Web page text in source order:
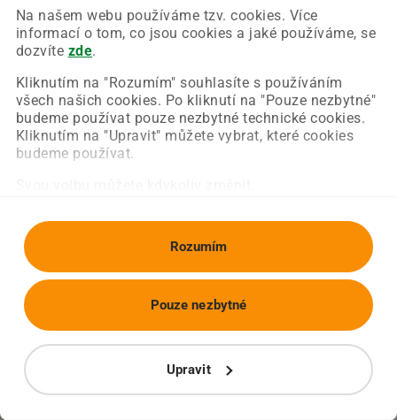
Na našem webu používáme tzv. cookies. Více
informací o tom, co jsou cookies a jaké používáme, se
dozvíte zde.
Kliknutím na "Rozumím" souhlasíte s používáním
všech našich cookies. Po kliknutí na "Pouze nezbytné"
budeme používat pouze nezbytné technické cookies.
Kliknutím na "Upravit" můžete vybrat, které cookies
budeme používat.
Rozumím
Upravit
Pouze nezbytné
Chyba nastala na naší straně a už ji opravujeme.
Zkuste prosím znovu načíst požadovanou stránku.
Obnovit stránku Úvodní strana